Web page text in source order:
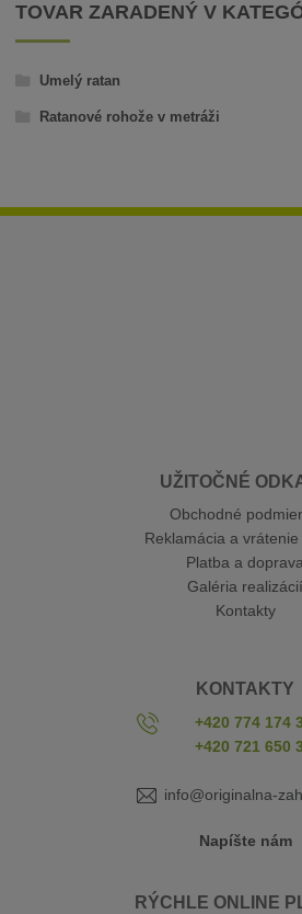
TOVAR ZARADENÝ V
Umelý ratan
Ratanové rohože v metráži
UŽITOČNÉ
Obchodné
Reklamácia a
Platba a
Galéria realizácií
Kontakty
KONTAKTY
+420 774 174
+420 721 650
info@originalna-
Napíšte nám
RÝCHLE ONLINE